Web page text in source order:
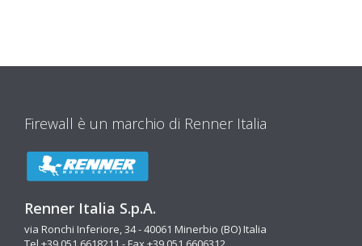
Firewall è un marchio di Renner Italia
Renner Italia S.p.A.
via Ronchi Inferiore, 34 - 40061 Minerbio (BO) Italia